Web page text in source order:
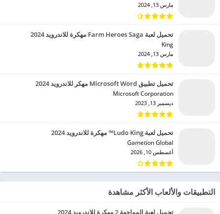
مارس 13, 2024
تحميل لعبة Farm Heroes Saga مهكرة للاندرويد 2024
King‏
مارس 13, 2024
تحميل تطبيق Microsoft Word مهكر للاندرويد 2024
Microsoft Corporation‏
ديسمبر 13, 2023
تحميل لعبة Ludo King™ مهكرة للاندرويد 2024
Gametion Global‏
أغسطس 10, 2026
التطبيقات والألعاب الأكثر مشاهدة
تحميل لعبة المواجهة 2 مهكرة للاندرويد 2024